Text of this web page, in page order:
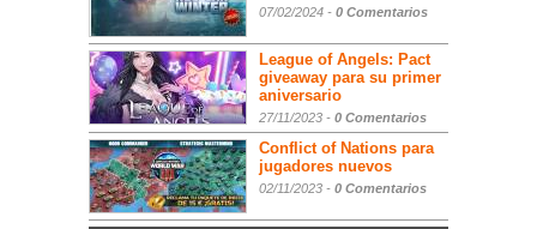
07/02/2024 - 0 Comentarios
League of Angels: Pact
giveaway para su primer
aniversario
27/11/2023 - 0 Comentarios
Conflict of Nations para
jugadores nuevos
02/11/2023 - 0 Comentarios